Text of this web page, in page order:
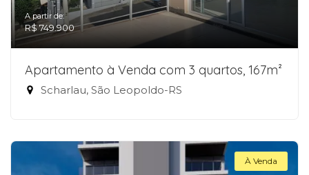
A partir de:
R$ 749.900
Apartamento à Venda com 3 quartos, 167m²
Scharlau, São Leopoldo-RS
À Venda